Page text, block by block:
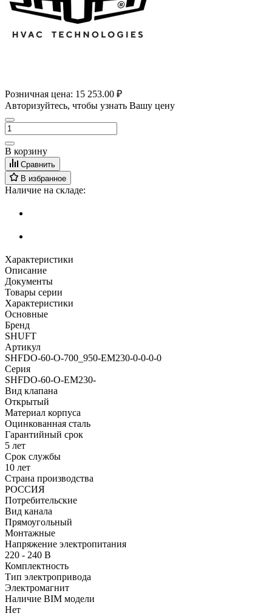
Розничная цена: 15 253.00 ₽
Авторизуйтесь, чтобы узнать Вашу цену
В корзину
Сравнить
В избранное
Наличие на складе:
Характеристики
Описание
Документы
Товары серии
Характеристики
Основные
Бренд
SHUFT
Артикул
SHFDO-60-O-700_950-EM230-0-0-0-0
Серия
SHFDO-60-O-EM230-
Вид клапана
Открытый
Материал корпуса
Оцинкованная сталь
Гарантийный срок
5 лет
Срок службы
10 лет
Страна производства
РОССИЯ
Потребительские
Вид канала
Прямоугольный
Монтажные
Напряжение электропитания
220 - 240 В
Комплектность
Тип электропривода
Электромагнит
Наличие BIM модели
Нет